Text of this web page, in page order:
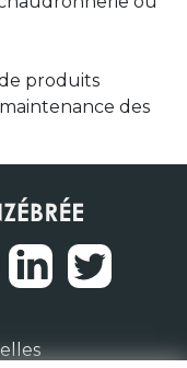
produits
des